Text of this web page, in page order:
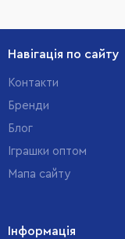
Навігація по сайту
Контакти
Бренди
Блог
Іграшки оптом
Мапа сайту
Інформація